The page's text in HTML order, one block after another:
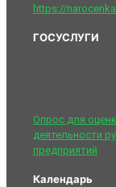
https://
ГОСУСЛУГИ
Опрос для
деятельности
предприятий
Календарь